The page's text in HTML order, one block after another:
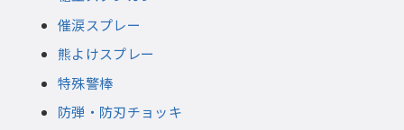
催涙スプレー
熊よけスプレー
特殊警棒
防弾・防刃チョッキ